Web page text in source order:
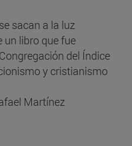
sacan a la luz
un libro que fue
del Índice
y cristianismo
Martínez